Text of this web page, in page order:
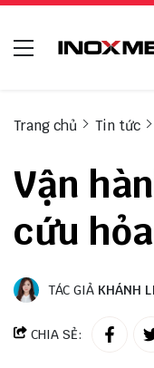
Trang chủ Tin tức
Vận
cứu hỏa
TÁC GIẢ KHÁNH
CHIA SẺ: